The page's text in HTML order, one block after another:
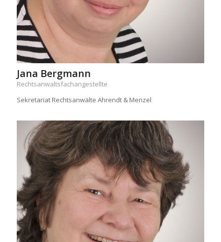
Jana Bergmann
Rechtsanwaltsfachangestellte
Sekretariat Rechtsanwälte Ahrendt & Menzel